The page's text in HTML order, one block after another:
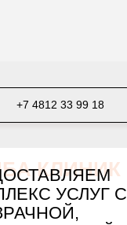
+7 4812 33 99 18
КЛИНИК
УСЛУГ С